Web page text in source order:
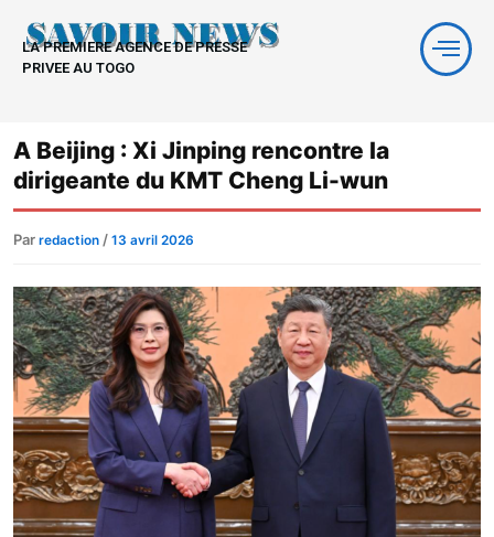
contenu
LA PREMIERE AGENCE DE PRESSE
PRIVEE AU TOGO
A Beijing : Xi Jinping rencontre la
dirigeante du KMT Cheng Li-wun
Par redaction / 13 avril 2026